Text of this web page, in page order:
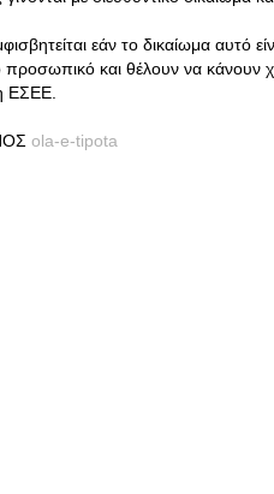
εάν το δικαίωμα αυτό
προσωπικό και θέλουν να
ΕΣΕΕ.
ola-e-tipota